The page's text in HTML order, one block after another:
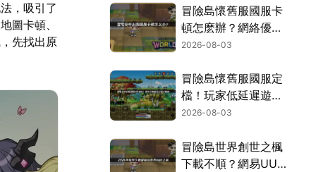
，吸引了
圖卡頓、
先找出原
冒險島懷舊服國服卡
頓怎麽辦？網絡優化
與解決技巧！
2026-08-03
冒險島懷舊服國服定
檔！玩家低延遲遊玩
指南！
2026-08-03
冒險島世界創世之楓
下載不順？網易UU